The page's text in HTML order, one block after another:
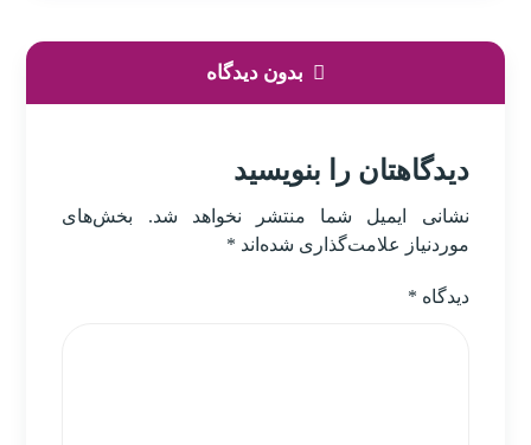
بدون دیدگاه
دیدگاهتان را بنویسید
نشانی ایمیل شما منتشر نخواهد شد.
بخش‌های
موردنیاز علامت‌گذاری شده‌اند *
دیدگاه *